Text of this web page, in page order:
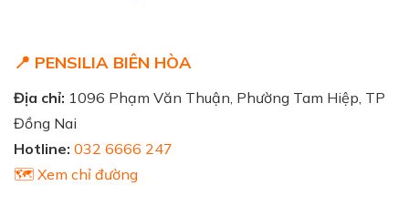
📍 PENSILIA BIÊN HÒA
Địa chỉ: 1096 Phạm Văn Thuận, Phường Tam Hiệp, TP
Đồng Nai
Hotline: 032 6666 247
🗺️ Xem chỉ đường